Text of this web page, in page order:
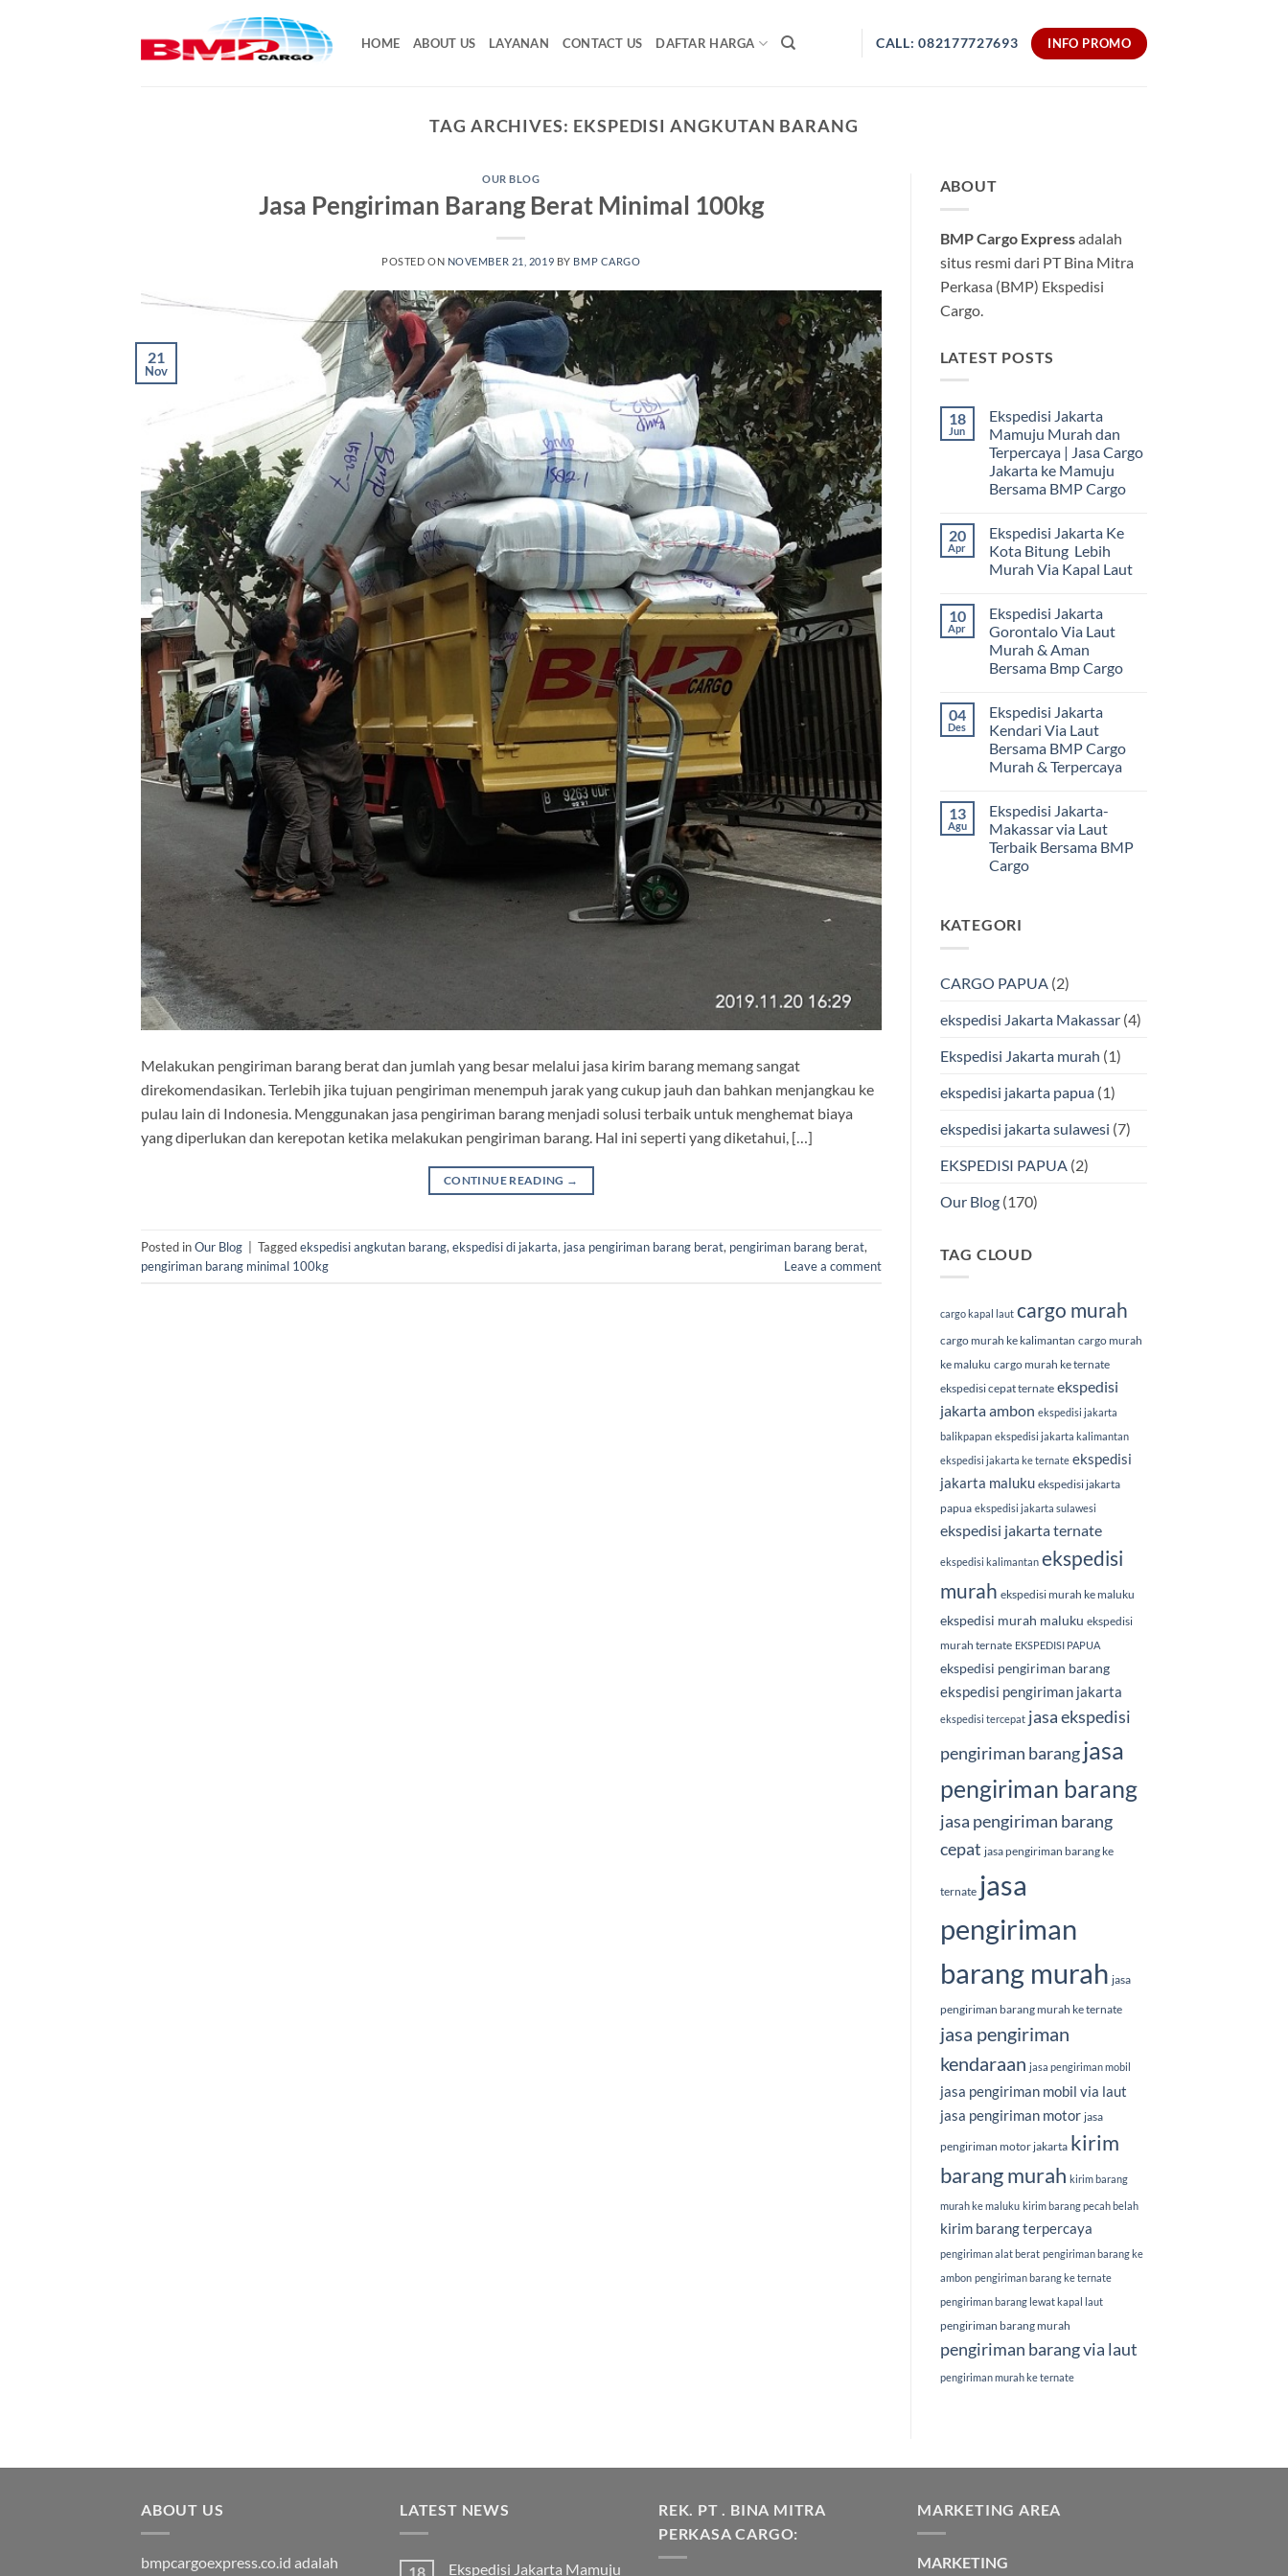
HOME ABOUT US LAYANAN CONTACT US DAFTAR HARGA CALL: 082177727693 INFO PROMO
TAG ARCHIVES: EKSPEDISI ANGKUTAN BARANG
OUR BLOG
Jasa Pengiriman Barang Berat Minimal 100kg
POSTED ON NOVEMBER 21, 2019 BY BMP CARGO
21
Nov
Melakukan pengiriman barang berat dan jumlah yang besar melalui jasa kirim barang memang sangat
direkomendasikan. Terlebih jika tujuan pengiriman menempuh jarak yang cukup jauh dan bahkan menjangkau ke
pulau lain di Indonesia. Menggunakan jasa pengiriman barang menjadi solusi terbaik untuk menghemat biaya
yang diperlukan dan kerepotan ketika melakukan pengiriman barang. Hal ini seperti yang diketahui, […]
CONTINUE READING →
Posted inOur Blog Taggedekspedisi angkutan barang, ekspedisi di jakarta, jasa pengiriman barang berat, pengiriman barang berat,
pengiriman barang minimal 100kg
Leave a comment
ABOUT
BMP Cargo Expressadalah
situs resmi dari PT Bina Mitra
Perkasa (BMP) Ekspedisi
Cargo.
LATEST POSTS
18
Jun
Ekspedisi Jakarta
Mamuju Murah dan
Terpercaya | Jasa Cargo
Jakarta ke Mamuju
Bersama BMP Cargo
komentar
pada
Ekspedisi
Jakarta
dan
Terpercaya
|
Jasa
Cargo
Jakarta
Bersama
BMP
Cargo
20
Apr
Ekspedisi Jakarta Ke
Kota Bitung Lebih
Murah Via Kapal Laut
komentar
pada
Ekspedisi
Jakarta
Ke
Kota
Murah
Via
Kapal
Laut
10
Apr
Ekspedisi Jakarta
Gorontalo Via Laut
Murah & Aman
Bersama Bmp Cargo
komentar
pada
Ekspedisi
Jakarta
Gorontalo
Via
&
Aman
Bersama
Bmp
Cargo
04
Des
Ekspedisi Jakarta
Kendari Via Laut
Bersama BMP Cargo
Murah & Terpercaya
komentar
pada
Ekspedisi
Jakarta
Kendari
Via
Cargo
13
Agu
Ekspedisi Jakarta-
Makassar via Laut
Terbaik Bersama BMP
Cargo
pada
Ekspedisi
Laut
BMP
KATEGORI
CARGO PAPUA(2)
ekspedisi Jakarta Makassar(4)
Ekspedisi Jakarta murah (1)
ekspedisi jakarta papua(1)
ekspedisi jakarta sulawesi (7)
EKSPEDISI PAPUA(2)
Our Blog(170)
TAG CLOUD
cargo kapal laut cargo murah
cargo murah ke kalimantan cargo murah
ke maluku cargo murah ke ternate
ekspedisi cepat ternate ekspedisi
jakarta ambon ekspedisi jakarta
balikpapan ekspedisi jakarta kalimantan
ekspedisi jakarta ke ternate ekspedisi
jakarta maluku ekspedisi jakarta
papua ekspedisi jakarta sulawesi
ekspedisi jakarta ternate
ekspedisi kalimantan ekspedisi
murah ekspedisi murah ke maluku
ekspedisi murah maluku ekspedisi
murah ternate EKSPEDISI PAPUA
ekspedisi pengiriman barang
ekspedisi pengiriman jakarta
ekspedisi tercepat jasa ekspedisi
pengiriman barang jasa
pengiriman barang
jasa pengiriman barang
cepat jasa pengiriman barang ke
ternate jasa
pengiriman
barang murah jasa
pengiriman barang murah ke ternate
jasa pengiriman
kendaraan jasa pengiriman mobil
jasa pengiriman mobil via laut
jasa pengiriman motor jasa
pengiriman motor jakarta kirim
barang murah kirim barang
murah ke maluku kirim barang pecah belah
kirim barang terpercaya
pengiriman alat berat pengiriman barang ke
ambon pengiriman barang ke ternate
pengiriman barang lewat kapal laut
pengiriman barang murah
pengiriman barang via laut
pengiriman murah ke ternate
ABOUT US
bmpcargoexpress.co.id adalah
LATEST NEWS
18 Ekspedisi Jakarta Mamuju
REK. PT . BINA MITRA
PERKASA CARGO:
MARKETING AREA
MARKETING